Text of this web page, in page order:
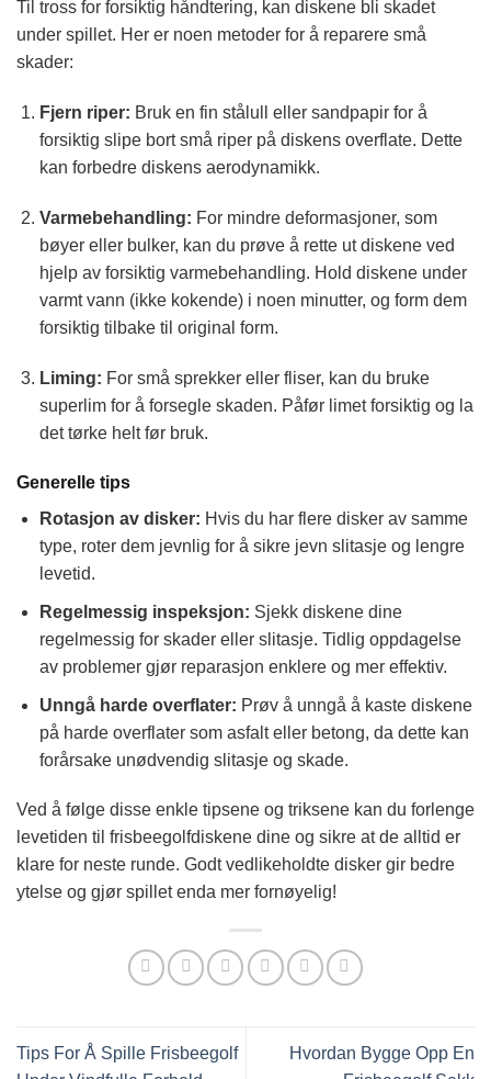
Til tross for forsiktig håndtering, kan diskene bli skadet
under spillet. Her er noen metoder for å reparere små
skader:
Fjern riper: Bruk en fin stålull eller sandpapir for å
forsiktig slipe bort små riper på diskens overflate. Dette
kan forbedre diskens aerodynamikk.
Varmebehandling: For mindre deformasjoner, som
bøyer eller bulker, kan du prøve å rette ut diskene ved
hjelp av forsiktig varmebehandling. Hold diskene under
varmt vann (ikke kokende) i noen minutter, og form dem
forsiktig tilbake til original form.
Liming: For små sprekker eller fliser, kan du bruke
superlim for å forsegle skaden. Påfør limet forsiktig og la
det tørke helt før bruk.
Generelle tips
Rotasjon av disker: Hvis du har flere disker av samme
type, roter dem jevnlig for å sikre jevn slitasje og lengre
levetid.
Regelmessig inspeksjon: Sjekk diskene dine
regelmessig for skader eller slitasje. Tidlig oppdagelse
av problemer gjør reparasjon enklere og mer effektiv.
Unngå harde overflater: Prøv å unngå å kaste diskene
på harde overflater som asfalt eller betong, da dette kan
forårsake unødvendig slitasje og skade.
Ved å følge disse enkle tipsene og triksene kan du forlenge
levetiden til frisbeegolfdiskene dine og sikre at de alltid er
klare for neste runde. Godt vedlikeholdte disker gir bedre
ytelse og gjør spillet enda mer fornøyelig!
Tips For Å Spille Frisbeegolf
Hvordan Bygge Opp En